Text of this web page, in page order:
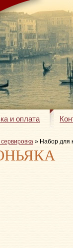
и оплата
» Набор для